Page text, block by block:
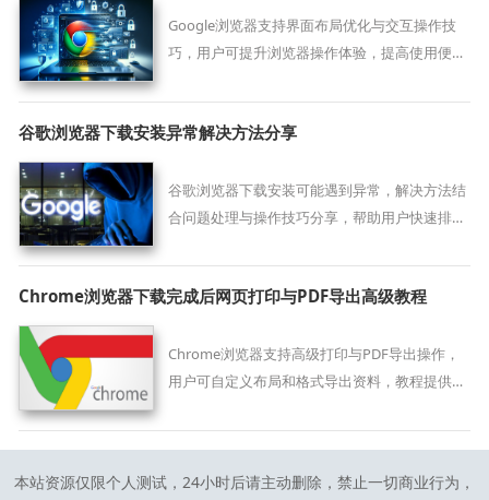
Google浏览器支持界面布局优化与交互操作技
巧，用户可提升浏览器操作体验，提高使用便捷
谷歌浏览器下载安装异常解决方法分享
谷歌浏览器下载安装可能遇到异常，解决方法结
合问题处理与操作技巧分享，帮助用户快速排查
Chrome浏览器下载完成后网页打印与PDF导出高级教程
Chrome浏览器支持高级打印与PDF导出操作，
用户可自定义布局和格式导出资料，教程提供实
本站资源仅限个人测试，24小时后请主动删除，禁止一切商业行为，